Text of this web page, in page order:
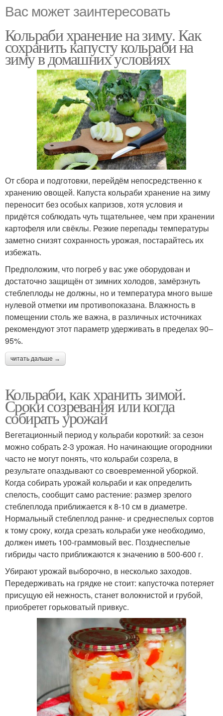
Вас может заинтересовать
Кольраби хранение на зиму. Как
сохранить капусту кольраби на
зиму в домашних условиях
От сбора и подготовки, перейдём непосредственно к
хранению овощей. Капуста кольраби хранение на зиму
переносит без особых капризов, хотя условия и
придётся соблюдать чуть тщательнее, чем при хранении
картофеля или свёклы. Резкие перепады температуры
заметно снизят сохранность урожая, постарайтесь их
избежать.
Предположим, что погреб у вас уже оборудован и
достаточно защищён от зимних холодов, замёрзнуть
стеблеплоды не должны, но и температура много выше
нулевой отметки им противопоказана. Влажность в
помещении столь же важна, в различных источниках
рекомендуют этот параметр удерживать в пределах 90–
95%.
читать дальше →
Кольраби, как хранить зимой.
Сроки созревания или когда
собирать урожай
Вегетационный период у кольраби короткий: за сезон
можно собрать 2-3 урожая. Но начинающие огородники
часто не могут понять, что кольраби созрела, в
результате опаздывают со своевременной уборкой.
Когда собирать урожай кольраби и как определить
спелость, сообщит само растение: размер зрелого
стеблеплода приближается к 8-10 см в диаметре.
Нормальный стеблеплод ранне- и среднеспелых сортов
к тому сроку, когда срезать кольраби уже необходимо,
должен иметь 100-граммовый вес. Позднеспелые
гибриды часто приближаются к значению в 500-600 г.
Убирают урожай выборочно, в несколько заходов.
Передерживать на грядке не стоит: капусточка потеряет
присущую ей нежность, станет волокнистой и грубой,
приобретет горьковатый привкус.